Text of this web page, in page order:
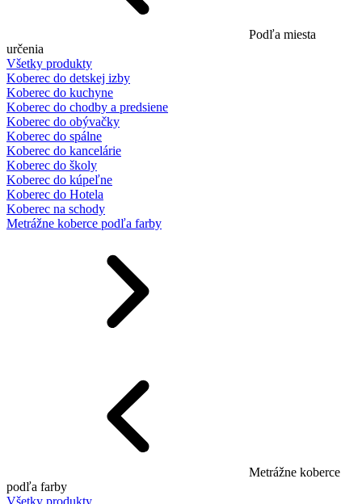
Podľa miesta
určenia
Všetky produkty
Koberec do detskej izby
Koberec do kuchyne
Koberec do chodby a predsiene
Koberec do obývačky
Koberec do spálne
Koberec do kancelárie
Koberec do školy
Koberec do kúpeľne
Koberec do Hotela
Koberec na schody
Metrážne koberce podľa farby
Metrážne koberce
podľa farby
Všetky produkty